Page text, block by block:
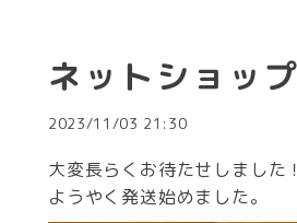
ネットショッ
2023/11/03 21:30
大変長らくお待たせしました！
ようやく発送始めました。